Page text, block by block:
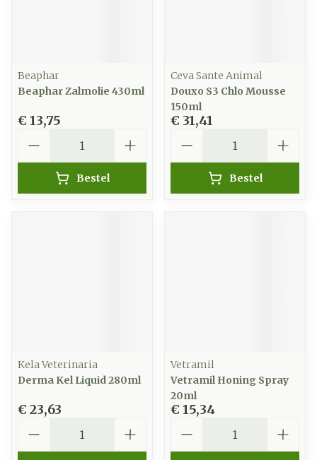
Beaphar
Beaphar Zalmolie 430ml
€ 13,75
Bestel
Ceva Sante Animal
Douxo S3 Chlo Mousse
150ml
€ 31,41
Bestel
Kela Veterinaria
Derma Kel Liquid 280ml
€ 23,63
Vetramil
Vetramil Honing Spray
20ml
€ 15,34